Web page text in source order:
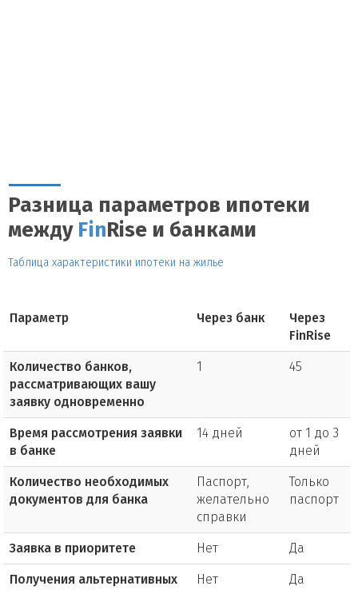
Разница параметров ипотеки
между Fin Rise и банками
Таблица характеристики ипотеки на жилье
Параметр Через банк
Через
FinRise
Количество банков,
рассматривающих вашу
заявку одновременно
1 45
Время рассмотрения заявки
в банке
14 дней
от 1 до 3
дней
Количество необходимых
документов для банка
Паспорт,
желательно
справки
Только
паспорт
Заявка в приоритете Нет Да
Получения альтернативных
Нет Да